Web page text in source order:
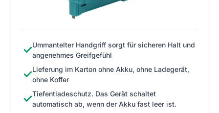
✓Ummantelter Handgriff sorgt für sicheren Halt und
angenehmes Greifgefühl
✓Lieferung im Karton ohne Akku, ohne Ladegerät,
ohne Koffer
✓Tiefentladeschutz. Das Gerät schaltet
automatisch ab, wenn der Akku fast leer ist.